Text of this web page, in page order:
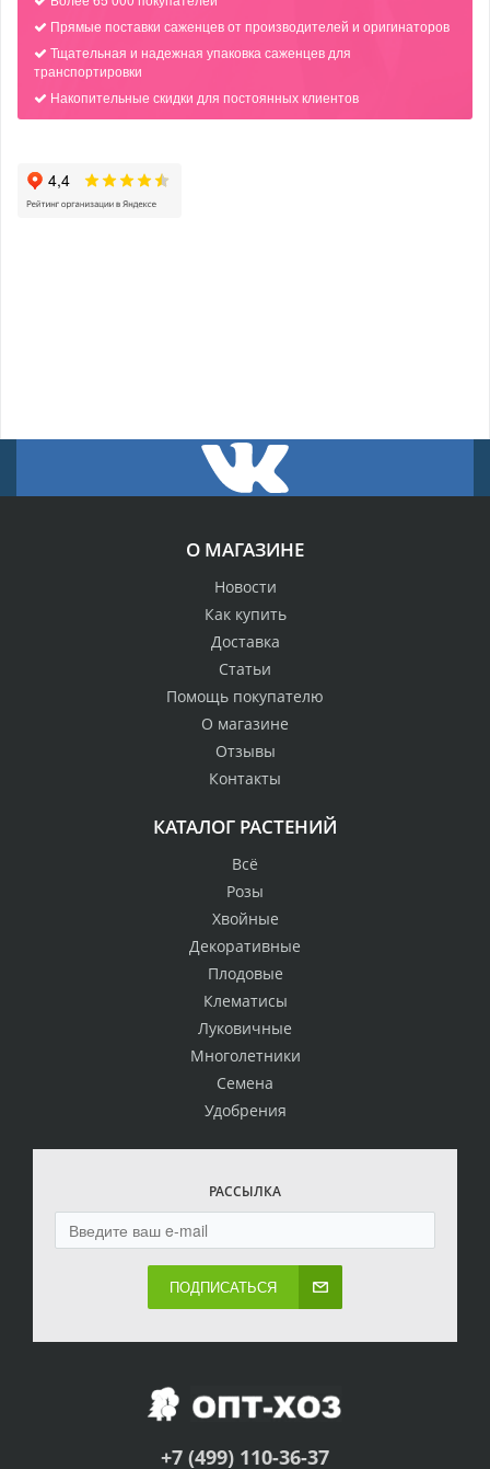
Прямые поставки саженцев от производителей и оригинаторов
Тщательная и надежная упаковка саженцев для
транспортировки
Накопительные скидки для постоянных клиентов
О МАГАЗИНЕ
Новости
Как купить
Доставка
Статьи
Помощь покупателю
О магазине
Отзывы
Контакты
КАТАЛОГ РАСТЕНИЙ
Всё
Розы
Хвойные
Декоративные
Плодовые
Клематисы
Луковичные
Многолетники
Семена
Удобрения
РАССЫЛКА
ПОДПИСАТЬСЯ
+7 (499) 110-36-37